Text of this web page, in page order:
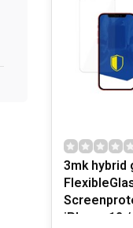
3mk hybrid
iPhone 12 /